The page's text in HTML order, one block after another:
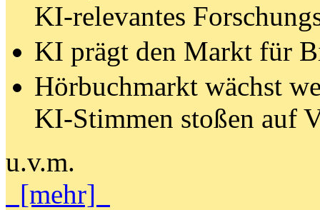
KI-relevantes
KI prägt den Markt für
Hörbuchmarkt wächst
KI-Stimmen stoßen auf
u.v.m.
[mehr]